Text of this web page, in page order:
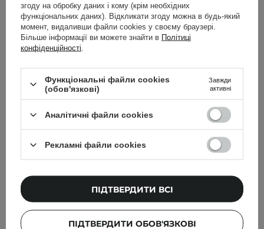
ДОДАТИ ДО КОШИКА ДОДАТИ ДО КОШИКА
Очищувальний шампунь
- 400ml
1 Oil - Сухa олія для тіла -
згоду на обробку даних і кому (крім необхідних
функціональних даних). Відкликати згоду можна в будь-який
момент, видаливши файли cookies у своєму браузері.
Більше інформації ви можете знайти в Політиці
конфіденційності
Функціональні файли cookies
(обов'язкові)
Завжди
активні
Аналітичні файли cookies
Рекламні файли cookies
ПІДТВЕРДИТИ ОБОВ'ЯЗКОВІ
ПІДТВЕРДИТИ ВСІ